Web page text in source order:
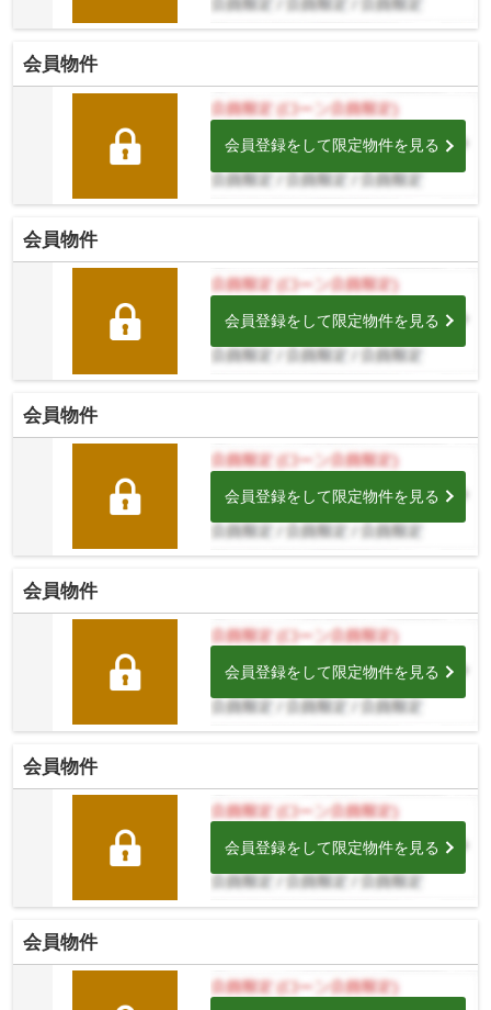
会員物件
会員登録をして限定物件を見る
会員物件
会員登録をして限定物件を見る
会員物件
会員登録をして限定物件を見る
会員物件
会員登録をして限定物件を見る
会員物件
会員登録をして限定物件を見る
会員物件